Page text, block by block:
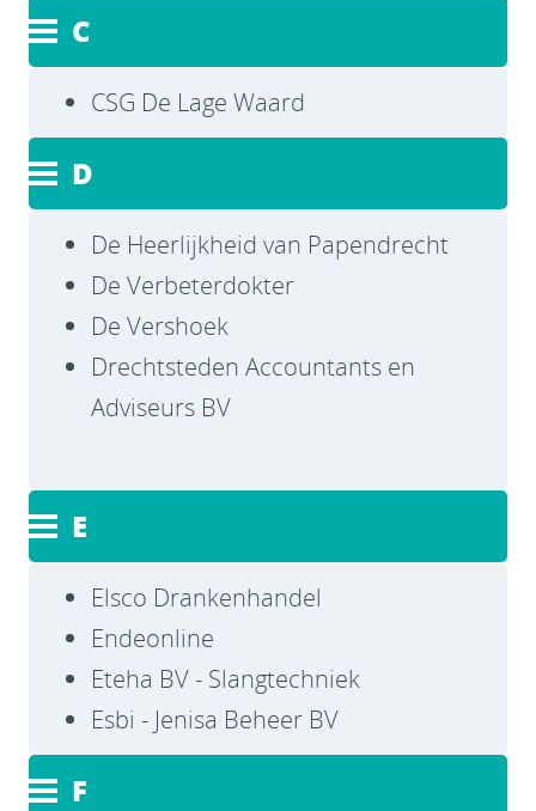
C
CSG De Lage Waard
D
De Heerlijkheid van Papendrecht
De Verbeterdokter
De Vershoek
Drechtsteden Accountants en
Adviseurs BV
E
Elsco Drankenhandel
Endeonline
Eteha BV - Slangtechniek
Esbi - Jenisa Beheer BV
F